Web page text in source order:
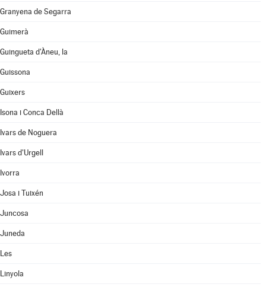
Granyena de Segarra
Guimerà
Guingueta d'Àneu, la
Guissona
Guixers
Isona i Conca Dellà
Ivars de Noguera
Ivars d'Urgell
Ivorra
Josa i Tuixén
Juncosa
Juneda
Les
Linyola